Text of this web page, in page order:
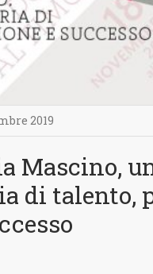
2019
Mascino,
di talento,